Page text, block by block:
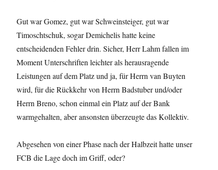
Gut war Gomez, gut war Schweinsteiger, gut war
Timoschtschuk, sogar Demichelis hatte keine
entscheidenden Fehler drin. Sicher, Herr Lahm fallen im
Moment Unterschriften leichter als herausragende
Leistungen auf dem Platz und ja, für Herrn van Buyten
wird, für die Rückkehr von Herrn Badstuber und/oder
Herrn Breno, schon einmal ein Platz auf der Bank
warmgehalten, aber ansonsten überzeugte das Kollektiv.
Abgesehen von einer Phase nach der Halbzeit hatte unser
FCB die Lage doch im Griff, oder?